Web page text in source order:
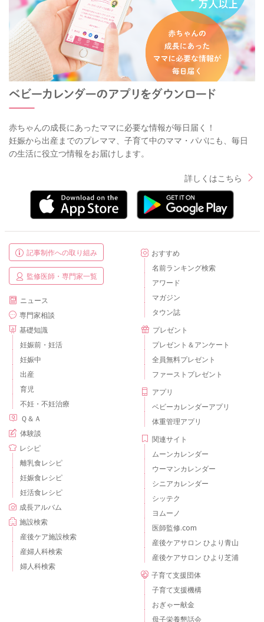
赤ちゃんの成長にあったママに必要な情報が毎日届く！
妊娠から出産までのプレママ、子育て中のママ・パパにも、毎日
の生活に役立つ情報をお届けします。
詳しくはこちら
記事制作への取り組み
監修医師・専門家一覧
ニュース
専門家相談
基礎知識
妊娠前・妊活
妊娠中
出産
育児
不妊・不妊治療
Ｑ＆Ａ
体験談
レシピ
離乳食レシピ
妊娠食レシピ
妊活食レシピ
成長アルバム
施設検索
産後ケア施設検索
産婦人科検索
婦人科検索
おすすめ
名前ランキング検索
アワード
マガジン
タウン誌
プレゼント
プレゼント＆アンケート
全員無料プレゼント
ファーストプレゼント
アプリ
ベビーカレンダーアプリ
体重管理アプリ
関連サイト
ムーンカレンダー
ウーマンカレンダー
シニアカレンダー
シッテク
ヨムーノ
医師監修.com
産後ケアサロン ひより青山
産後ケアサロン ひより芝浦
子育て支援団体
子育て支援機構
おぎゃー献金
母子栄養懇話会